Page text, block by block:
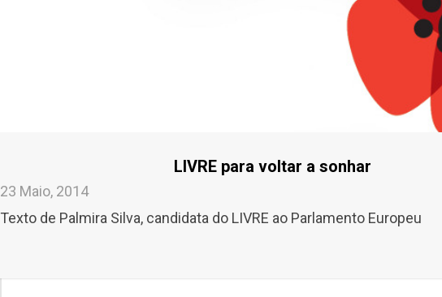
LIVRE para voltar a sonhar
23 Maio, 2014
Texto de Palmira Silva, candidata do LIVRE ao Parlamento Europeu